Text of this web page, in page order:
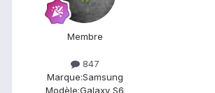
Membre
847
Marque:Samsung
Modèle:Galaxy S6